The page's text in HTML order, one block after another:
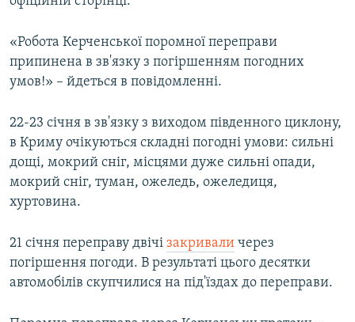
«Робота Керченської поромної переправи
припинена в зв'язку з погіршенням погодних
умов!» – йдеться в повідомленні.
22-23 січня в зв'язку з виходом південного циклону,
в Криму очікуються складні погодні умови: сильні
дощі, мокрий сніг, місцями дуже сильні опади,
мокрий сніг, туман, ожеледь, ожеледиця,
хуртовина.
21 січня переправу двічі закривали через
погіршення погоди. В результаті цього десятки
автомобілів скупчилися на під'їздах до переправи.